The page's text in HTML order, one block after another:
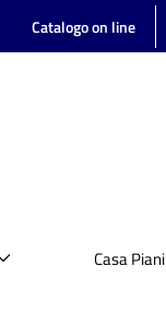
Catalogo on line
Casa Piani